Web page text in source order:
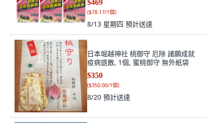
$469
($78.17/1個)
8/13 星期四 預計送達
日本堀越神社 桃御守 厄除 諸願成就
疫病退散, 1個, 蜜桃御守 無外紙袋
$350
($350.00/1個)
8/20 預計送達